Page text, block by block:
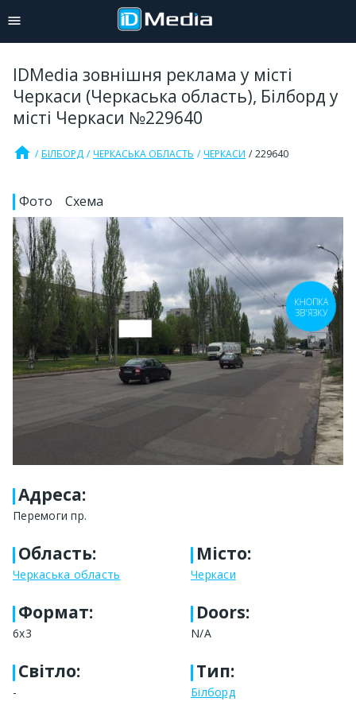
IDMedia зовнішня реклама у місті
Черкаси (Черкаська область), Білборд у
місті Черкаси №229640
home БІЛБОРД ЧЕРКАСЬКА ОБЛАСТЬ ЧЕРКАСИ 229640
Фото Схема
Адреса:
Перемоги пр.
Область:
Черкаська область
Місто:
Черкаси
Формат:
6x3
Doors:
N/A
Світло:
-
Тип:
Білборд
КНОПКА
ЗВ'ЯЗКУ